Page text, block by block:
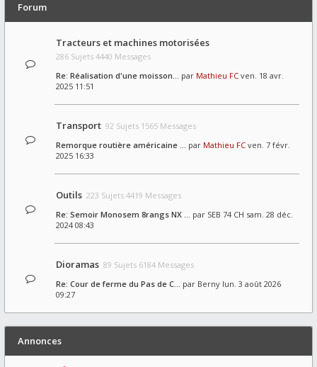
Forum
Tracteurs et machines motorisées
286 Sujets 4440 Messages
Re: Réalisation d'une moisson… par Mathieu FC ven. 18 avr.
2025 11:51
Transport 92 Sujets 1565 Messages
Remorque routière américaine … par Mathieu FC ven. 7 févr.
2025 16:33
Outils 223 Sujets 4419 Messages
Re: Semoir Monosem 8rangs NX … par SEB 74 CH sam. 28 déc.
2024 08:43
Dioramas 89 Sujets 6184 Messages
Re: Cour de ferme du Pas de C… par Berny lun. 3 août 2026
09:27
Annonces